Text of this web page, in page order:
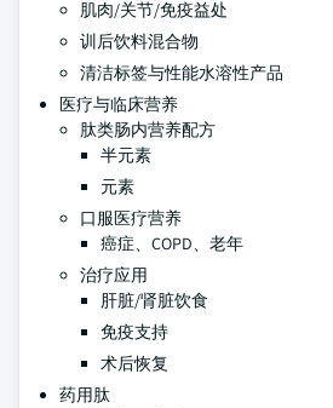
肌肉/关节/免疫益处
训后饮料混合物
清洁标签与性能水溶性产品
医疗与临床营养
肽类肠内营养配方
半元素
元素
口服医疗营养
癌症、COPD、老年
治疗应用
肝脏/肾脏饮食
免疫支持
术后恢复
药用肽